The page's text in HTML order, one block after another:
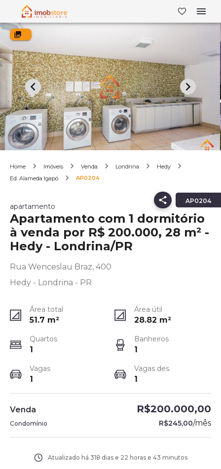
Home Imóveis Venda Londrina
Hedy
Ed. Alameda Igapó
AP0204
AP0204
apartamento
Apartamento com 1 dormitório
à venda por R$ 200.000, 28 m² -
Hedy - Londrina/PR
Rua Wenceslau Braz, 400
Hedy - Londrina - PR
Área total
51.7 m²
Área útil
28.82 m²
Quartos
1
Banheiros
1
Vagas
1
Vagas des.
1
Venda R$200.000,00
Condomínio R$245,00/mês
Atualizado há 318 dias e 22 horas e 43 minutos